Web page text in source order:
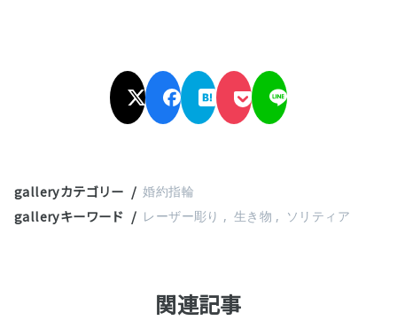
galleryカテゴリー 婚約指輪
galleryキーワード レーザー彫り 生き物 ソリティア
関連記事